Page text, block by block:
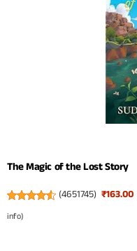
The Magic of the Lost Story
(4651745) ₹163.00
info)